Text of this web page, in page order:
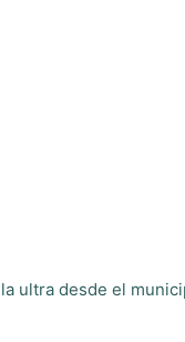
ultra desde el